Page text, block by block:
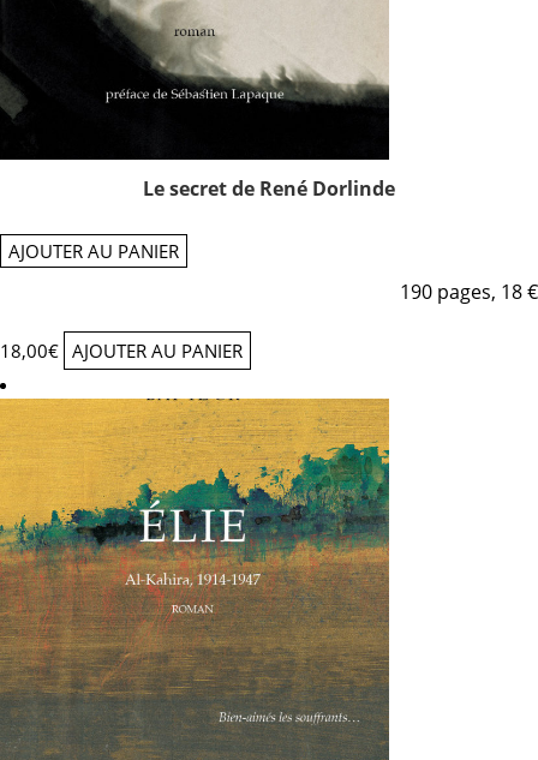
Le secret de René Dorlinde
AJOUTER AU PANIER
190 pages, 18 €
18,00€ AJOUTER AU PANIER